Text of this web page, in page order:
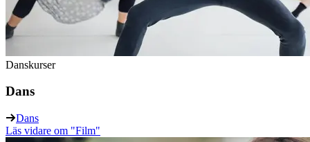
Danskurser
Dans
Dans
Läs vidare om "Film"